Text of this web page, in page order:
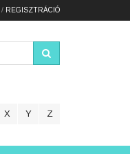
/ REGISZTRÁCIÓ
X Y Z